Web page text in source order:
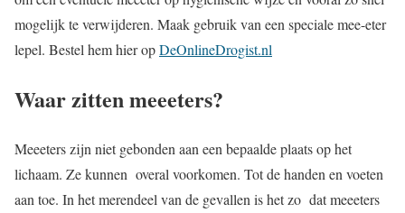
mogelijk te verwijderen. Maak gebruik van een speciale mee-eter
lepel. Bestel hem hier opDeOnlineDrogist.nl
Waar zitten meeeters?
Meeeters zijn niet gebonden aan een bepaalde plaats op het
lichaam. Ze kunnen overal voorkomen. Tot de handen en voeten
aan toe. In het merendeel van de gevallen is het zo dat meeeters